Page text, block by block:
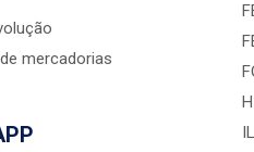
mercadorias